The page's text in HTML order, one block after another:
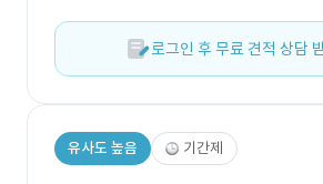
로그인 후 무료 견적 상담
유사도 높음 기간제